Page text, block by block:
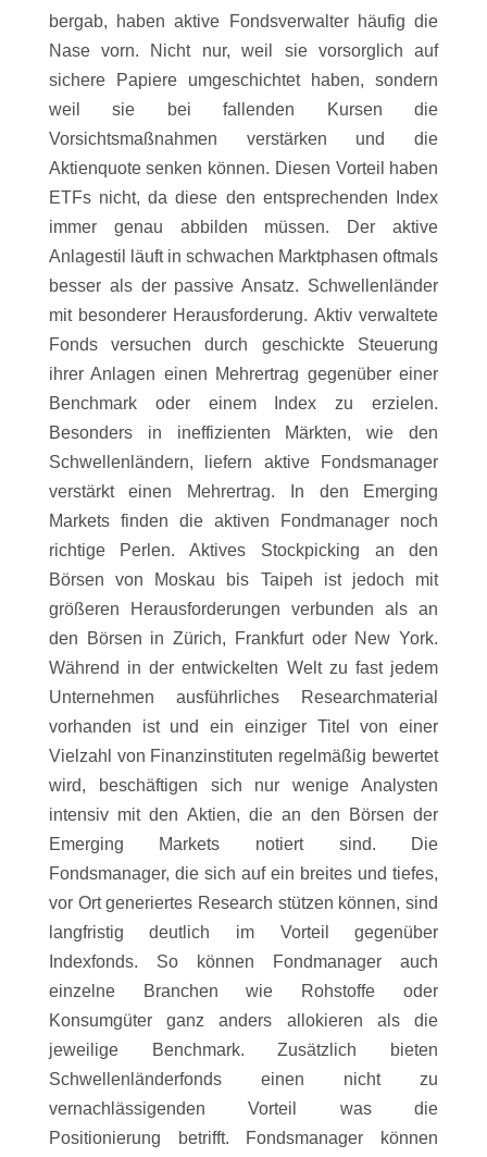
bergab, haben aktive Fondsverwalter häufig die
Nase vorn. Nicht nur, weil sie vorsorglich auf
sichere Papiere umgeschichtet haben, sondern
weil sie bei fallenden Kursen die
Vorsichtsmaßnahmen verstärken und die
Aktienquote senken können. Diesen Vorteil haben
ETFs nicht, da diese den entsprechenden Index
immer genau abbilden müssen. Der aktive
Anlagestil läuft in schwachen Marktphasen oftmals
besser als der passive Ansatz. Schwellenländer
mit besonderer Herausforderung. Aktiv verwaltete
Fonds versuchen durch geschickte Steuerung
ihrer Anlagen einen Mehrertrag gegenüber einer
Benchmark oder einem Index zu erzielen.
Besonders in ineffizienten Märkten, wie den
Schwellenländern, liefern aktive Fondsmanager
verstärkt einen Mehrertrag. In den Emerging
Markets finden die aktiven Fondmanager noch
richtige Perlen. Aktives Stockpicking an den
Börsen von Moskau bis Taipeh ist jedoch mit
größeren Herausforderungen verbunden als an
den Börsen in Zürich, Frankfurt oder New York.
Während in der entwickelten Welt zu fast jedem
Unternehmen ausführliches Researchmaterial
vorhanden ist und ein einziger Titel von einer
Vielzahl von Finanzinstituten regelmäßig bewertet
wird, beschäftigen sich nur wenige Analysten
intensiv mit den Aktien, die an den Börsen der
Emerging Markets notiert sind. Die
Fondsmanager, die sich auf ein breites und tiefes,
vor Ort generiertes Research stützen können, sind
langfristig deutlich im Vorteil gegenüber
Indexfonds. So können Fondmanager auch
einzelne Branchen wie Rohstoffe oder
Konsumgüter ganz anders allokieren als die
jeweilige Benchmark. Zusätzlich bieten
Schwellenländerfonds einen nicht zu
vernachlässigenden Vorteil was die
Positionierung betrifft. Fondsmanager können